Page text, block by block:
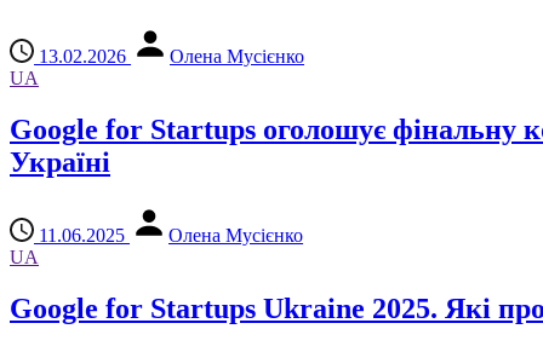
13.02.2026
Олена Мусієнко
UA
Google for Startups оголошує фінальну
Україні
11.06.2025
Олена Мусієнко
UA
Google for Startups Ukraine 2025. Які